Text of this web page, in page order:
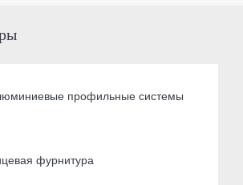
профильные системы
фурнитура